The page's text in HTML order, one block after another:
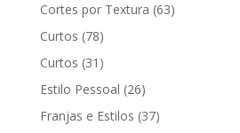
Cortes por Textura (63)
Curtos (78)
Curtos (31)
Estilo Pessoal (26)
Franjas e Estilos (37)